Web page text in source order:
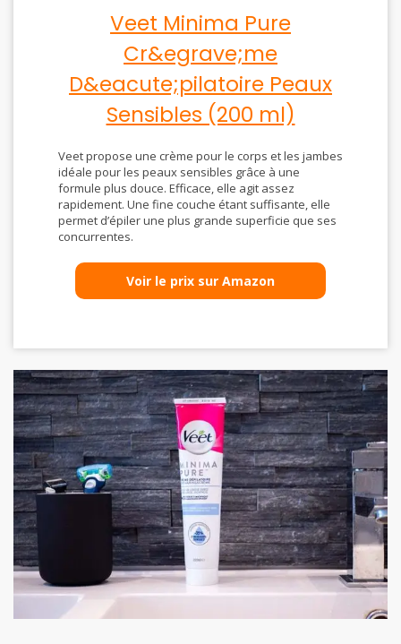
Veet Minima Pure
Cr&egrave;me
D&eacute;pilatoire Peaux
Sensibles (200 ml)
Veet propose une crème pour le corps et les jambes
idéale pour les peaux sensibles grâce à une
formule plus douce. Efficace, elle agit assez
rapidement. Une fine couche étant suffisante, elle
permet d’épiler une plus grande superficie que ses
concurrentes.
Voir le prix sur Amazon